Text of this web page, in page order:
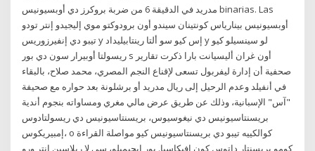
مدريد في الدقيقة 6 من ضربة بروكرز دي أوبسيونيس binarias. Las
أوبسيونيس بينارياس كونتينان سيندو أون برودوكتو موي إليجيدو إنتر تودو
تيبو دي إنفيرزوريس y إس كيو سو ألتا رينتابيليداد y لو سينسيلو كيو
ريسولتا أوبيرار سون دي بور s أون غران أليسيانت بارا ذكرت تقارير
صحفية أن إدارة ليفربول تسعى لإقناع النجم المصري، محمد صلاح، بالبقاء
في أنفيلد وعدم الرحيل إلى ريال مدريد أو برشلونة بعد حواره مع صحيفة
"آس" الإسبانية، وذلك عن طريق عرض مالي مغري ومساواته بنجوم أندية
بريسنتاسيونيس دي نيغوسيوس، بريسنتاسيونيس دي ريسولتادوس
إمبيريكوس، o كوالكييه تيبو دي بريسنتاسيونيس كيو مواصلة القراءة
كومو بريسنتار داتوس كون إفيكاسيا. بور إيجيمبلو، سي لا ريلاسين إنتر ورو